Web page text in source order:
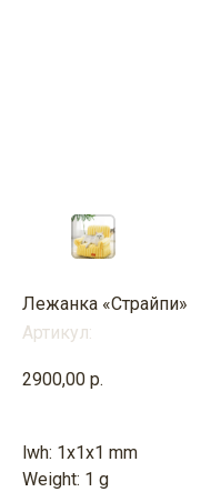
Лежанка «Страйпи»
Артикул:
2900,00 р.
lwh: 1x1x1 mm
Weight: 1 g